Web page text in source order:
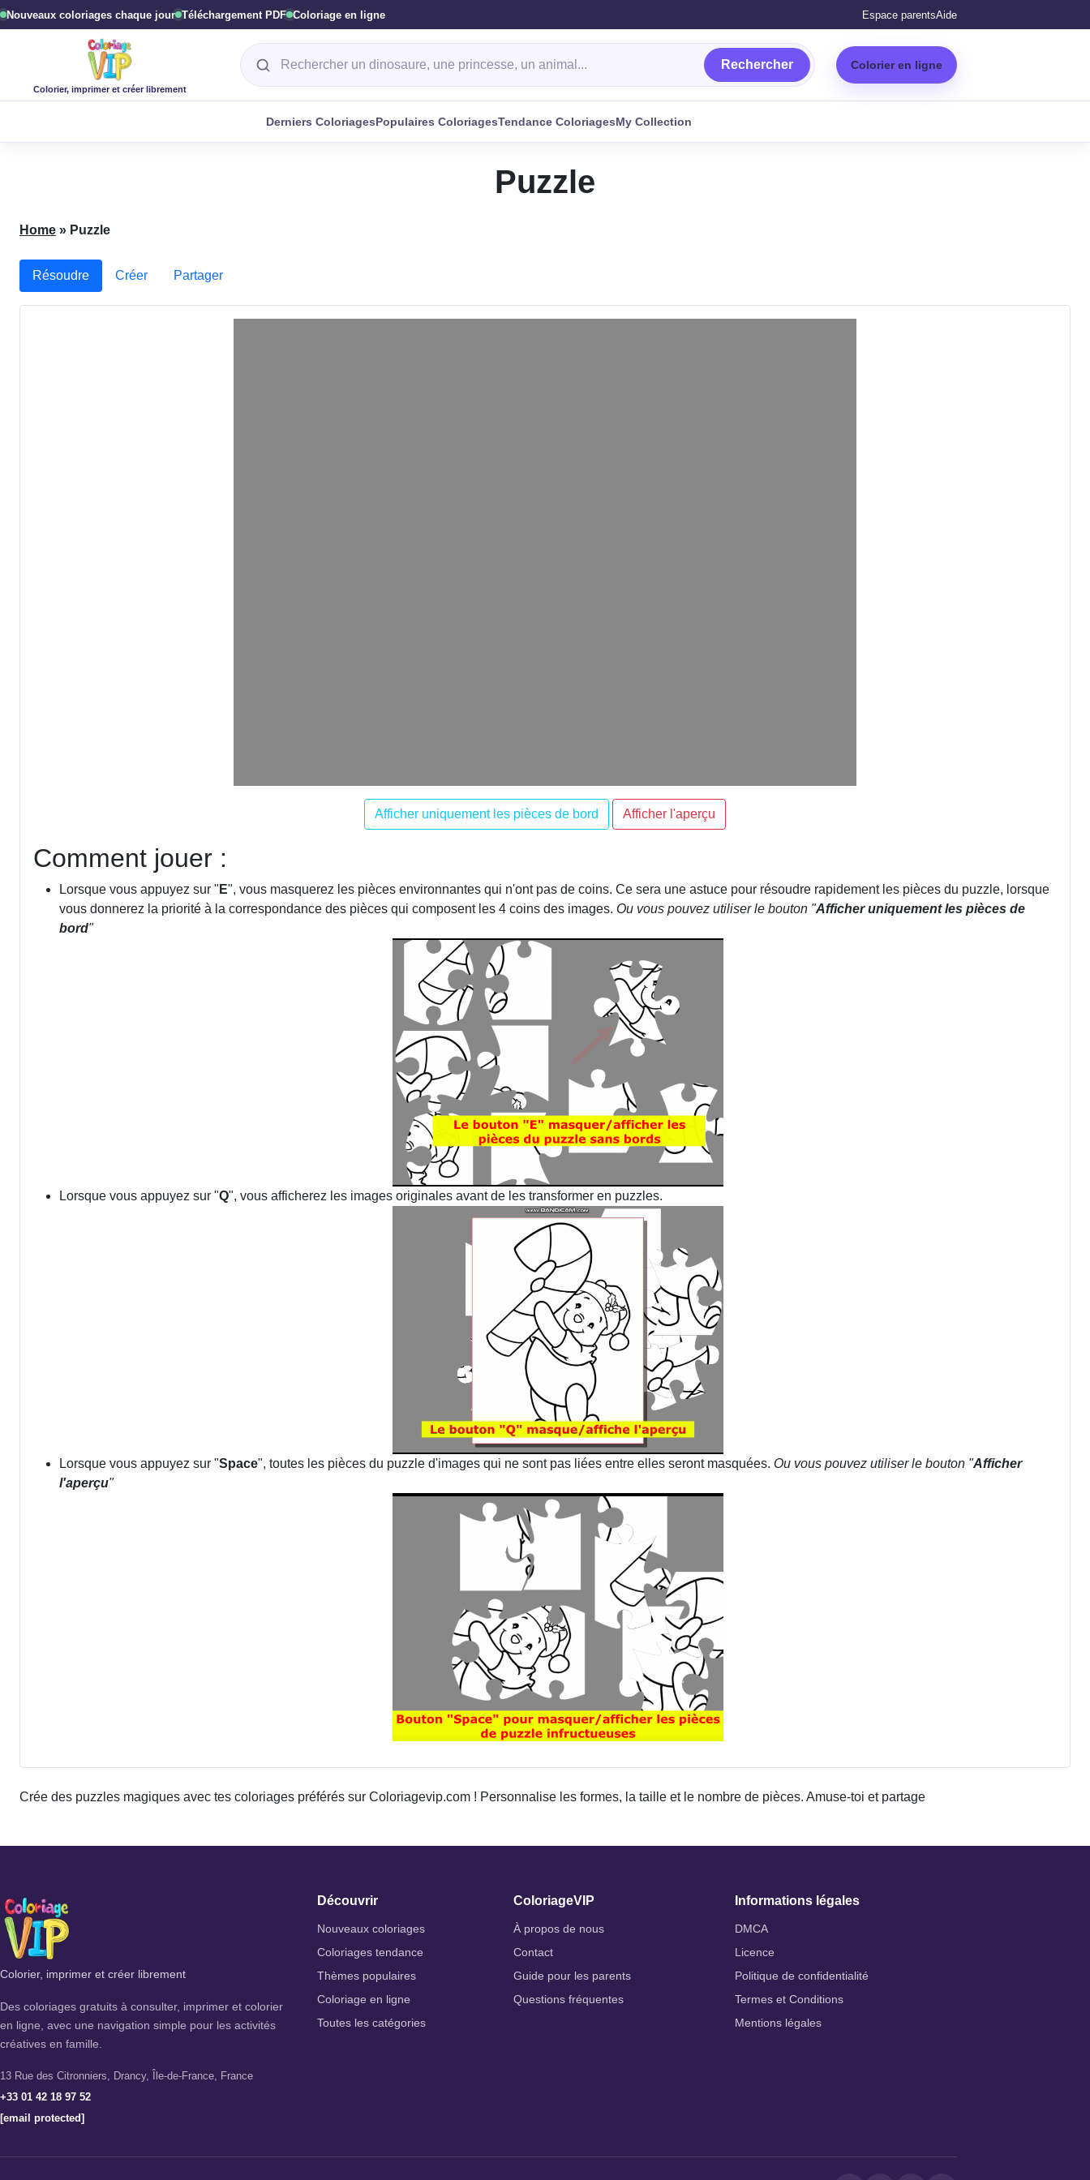
Nouveaux coloriages chaque jour Téléchargement PDF Coloriage en ligne Espace parentsAide
Colorier, imprimer et créer librement
Rechercher un coloriage
Rechercher Colorier en ligne
Derniers ColoriagesPopulaires ColoriagesTendance ColoriagesMy Collection
Puzzle
Home » Puzzle
Résoudre Créer Partager
Comment jouer :
Lorsque vous appuyez sur " E", vous masquerez les pièces environnantes qui n'ont pas de coins. Ce sera une astuce pour résoudre rapidement les pièces du puzzle, lorsque
vous donnerez la priorité à la correspondance des pièces qui composent les 4 coins des images. Ou vous pouvez utiliser le bouton "Afficher uniquement les pièces de
bord"
Lorsque vous appuyez sur "Q", vous afficherez les images originales avant de les transformer en puzzles.
Lorsque vous appuyez sur "Space", toutes les pièces du puzzle d'images qui ne sont pas liées entre elles seront masquées. Ou vous pouvez utiliser le bouton "Afficher
l'aperçu"
Crée des puzzles magiques avec tes coloriages préférés sur Coloriagevip.com ! Personnalise les formes, la taille et le nombre de pièces. Amuse-toi et partage
Colorier, imprimer et créer librement
Des coloriages gratuits à consulter, imprimer et colorier
en ligne, avec une navigation simple pour les activités
créatives en famille.
13 Rue des Citronniers, Drancy, Île-de-France, France
+33 01 42 18 97 52
[email protected]
Découvrir
Nouveaux coloriages
Coloriages tendance
Thèmes populaires
Coloriage en ligne
Toutes les catégories
ColoriageVIP
À propos de nous
Contact
Guide pour les parents
Questions fréquentes
Informations légales
DMCA
Licence
Politique de confidentialité
Termes et Conditions
Mentions légales